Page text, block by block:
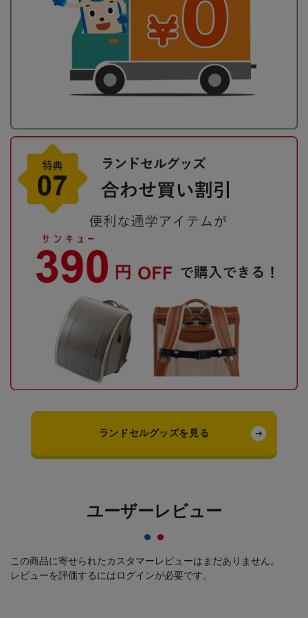
ランドセルグッズを見る
ユーザーレビュー
この商品に寄せられたカスタマーレビューはまだありません。
レビューを評価するにはログインが必要です。